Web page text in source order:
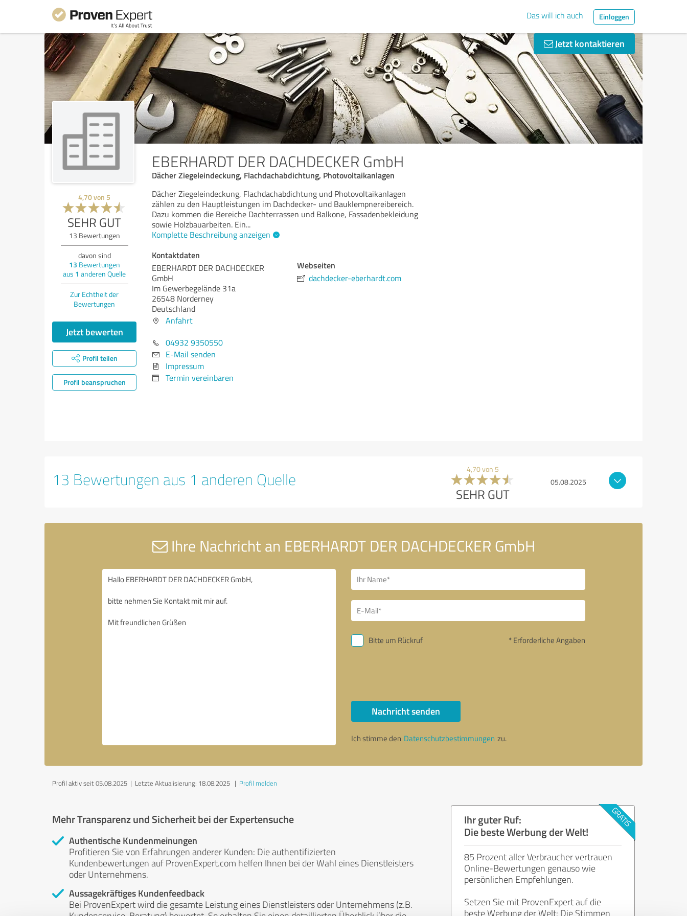
Das will ich auch Einloggen
Jetzt kontaktieren
EBERHARDT DER DACHDECKER GmbH
Dächer Ziegeleindeckung, Flachdachabdichtung, Photovoltaikanlagen
4,70von 5
SEHR GUT
13 Bewertungen
davon sind
13 Bewertungen
aus 1 anderen Quelle
Zur Echtheit der
Bewertungen
Jetzt bewerten
Profil teilen
Profil beanspruchen
Dächer Ziegeleindeckung, Flachdachabdichtung und Photovoltaikanlagen
zählen zu den Hauptleistungen im Dachdecker- und Bauklempnereibereich.
Dazu kommen die Bereiche Dachterrassen und Balkone, Fassadenbekleidung
sowie Holzbauarbeiten. Ein...
Komplette Beschreibung anzeigen
Kontaktdaten
EBERHARDT DER DACHDECKER
GmbH
Im Gewerbegelände 31a
26548 Norderney
Deutschland
Anfahrt
04932 9350550
E-Mail senden
Impressum
Termin vereinbaren
Webseiten
dachdecker-eberhardt.com
13 Bewertungen aus 1 anderen Quelle 4,70 von 5
SEHR GUT
05.08.2025
Ihre Nachricht an EBERHARDT DER DACHDECKER GmbH
Bitte um Rückruf * Erforderliche Angaben
Nachricht senden
Ich stimme den Datenschutzbestimmungen zu.
Profil aktiv seit 05.08.2025 | Letzte Aktualisierung: 18.08.2025 | Profil melden
Mehr Transparenz und Sicherheit bei der Expertensuche
Authentische Kundenmeinungen
Profitieren Sie von Erfahrungen anderer Kunden: Die authentifizierten
Kundenbewertungen auf ProvenExpert.com helfen Ihnen bei der Wahl eines Dienstleisters
oder Unternehmens.
Aussagekräftiges Kundenfeedback
Bei ProvenExpert wird die gesamte Leistung eines Dienstleisters oder Unternehmens (z.B.
Ihr guter Ruf:
Die beste Werbung der Welt!
85 Prozent aller Verbraucher vertrauen
Online-Bewertungen genauso wie
persönlichen Empfehlungen.
Setzen Sie mit ProvenExpert auf die
beste Werbung der Welt: Die Stimmen